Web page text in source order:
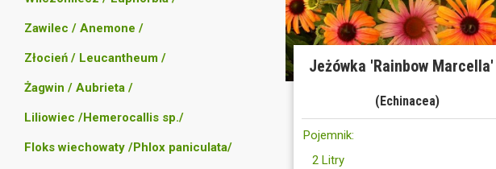
Zawilec / Anemone /
Złocień / Leucantheum /
Żagwin / Aubrieta /
Liliowiec /Hemerocallis sp./
Floks wiechowaty /Phlox paniculata/
Jeżówka 'Rainbow Marcella'
(Echinacea)
Pojemnik:
2 Litry